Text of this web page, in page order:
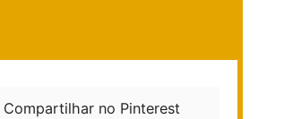
Compartilhar no Pinterest